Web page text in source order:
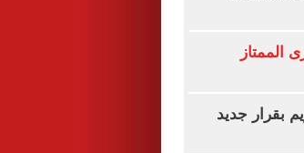
الممتاز
بقرار جديد